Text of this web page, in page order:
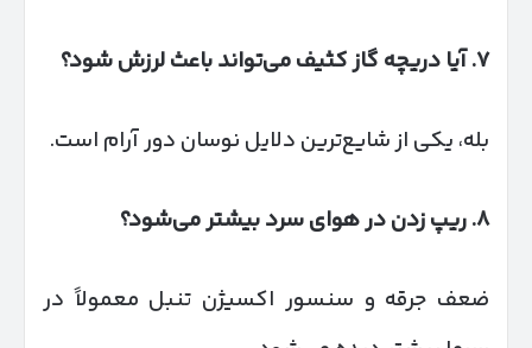
۷.آیا دریچه گاز کثیف می‌تواند باعث لرزش شود؟
بله، یکی از شایع‌ترین دلایل نوسان دور آرام است.
۸.ریپ زدن در هوای سرد بیشتر می‌شود؟
ضعف جرقه و سنسور اکسیژن تنبل معمولاً در